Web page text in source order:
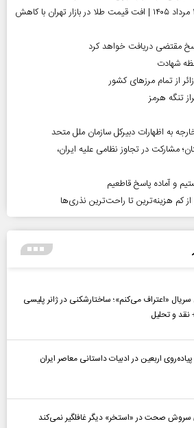
قیمت طلا و سکه امروز ۱۱ مرداد ۱۴۰۵ | افت قیمت طلا در بازار تهران با کاهش
مقتضی دریافت خواهد کرد
شهادت
به اظهارات دبیرکل سازمان ملل متحد
مشارکت در تجاوز نظامی علیه ایران،
و آماده پاسخ قاطعیم
کم هزینه‌ترین تا راحت‌ترین نذری‌ها
«اعتراف می‌کنم»؛ ساختارشکنی در ژانر پلیسی
نقد و تحلیل
پیاده‌روی اربعین در ادبیات داستانی معاصر ایران
سروش صحت در «استخر» دیگر غافلگیر نمی‌کند